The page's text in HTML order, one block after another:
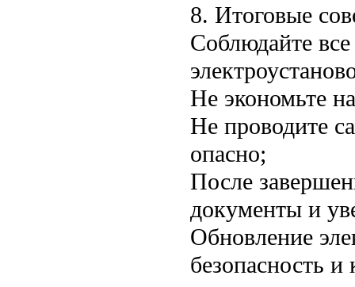
8. Итоговые
Соблюдайте
Не экономьте
Не проводите
опасно;
После
документы и
Обновление
безопасность